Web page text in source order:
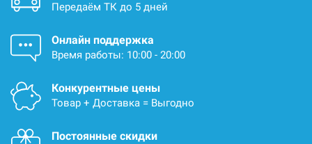
Передаём ТК до 5 дней
Онлайн поддержка
Время работы: 10:00 - 20:00
Конкурентные цены
Товар + Доставка = Выгодно
Постоянные скидки